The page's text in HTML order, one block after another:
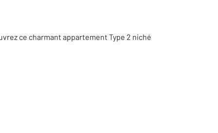
ce charmant appartement Type 2 niché